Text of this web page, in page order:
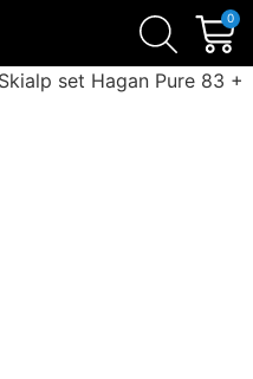
0
set Hagan Pure 83 +